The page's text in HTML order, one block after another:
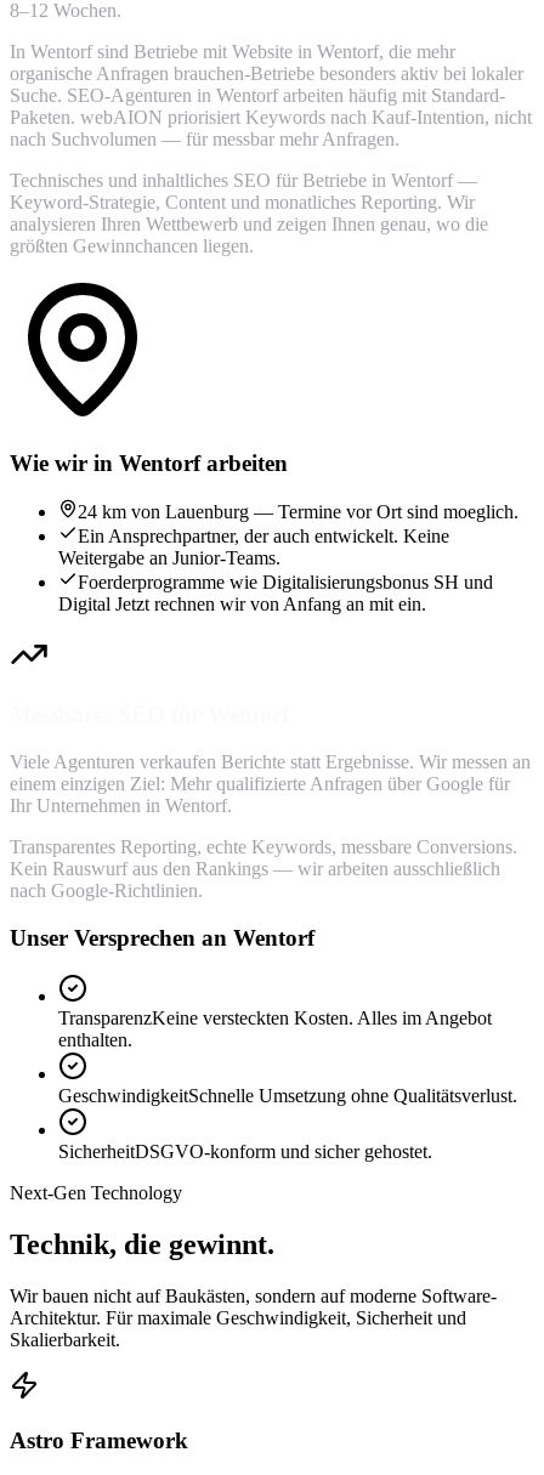
8–12 Wochen.
In Wentorf sind Betriebe mit Website in Wentorf, die mehr
organische Anfragen brauchen-Betriebe besonders aktiv bei lokaler
Suche. SEO-Agenturen in Wentorf arbeiten häufig mit Standard-
Paketen. webAION priorisiert Keywords nach Kauf-Intention, nicht
nach Suchvolumen — für messbar mehr Anfragen.
Technisches und inhaltliches SEO für Betriebe in Wentorf —
Keyword-Strategie, Content und monatliches Reporting. Wir
analysieren Ihren Wettbewerb und zeigen Ihnen genau, wo die
größten Gewinnchancen liegen.
Wie wir in Wentorf arbeiten
24 km von Lauenburg — Termine vor Ort sind moeglich.
Ein Ansprechpartner, der auch entwickelt. Keine
Weitergabe an Junior-Teams.
Foerderprogramme wie Digitalisierungsbonus SH und
Digital Jetzt rechnen wir von Anfang an mit ein.
Viele Agenturen verkaufen Berichte statt Ergebnisse. Wir messen an
einem einzigen Ziel: Mehr qualifizierte Anfragen über Google für
Ihr Unternehmen in Wentorf.
Transparentes Reporting, echte Keywords, messbare Conversions.
Kein Rauswurf aus den Rankings — wir arbeiten ausschließlich
nach Google-Richtlinien.
Unser Versprechen an Wentorf
TransparenzKeine versteckten Kosten. Alles im Angebot
enthalten.
GeschwindigkeitSchnelle Umsetzung ohne Qualitätsverlust.
SicherheitDSGVO-konform und sicher gehostet.
Next-Gen Technology
Technik, die gewinnt.
Wir bauen nicht auf Baukästen, sondern auf moderne Software-
Architektur. Für maximale Geschwindigkeit, Sicherheit und
Skalierbarkeit.
Astro Framework